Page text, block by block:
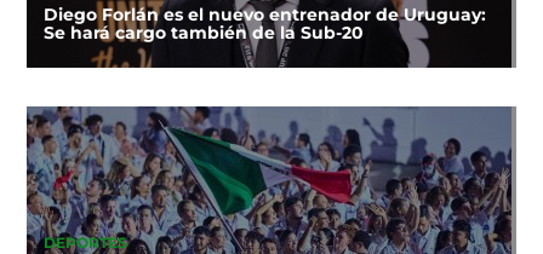
Diego Forlán es el nuevo entrenador de Uruguay:
Se hará cargo también de la Sub-20
DEPORTES